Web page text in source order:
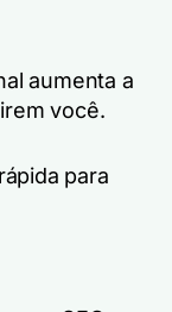
aumenta a
você.
para